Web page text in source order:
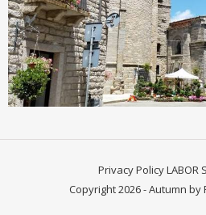
Privacy PolicyLABOR
Copyright 2026 - Autumn by